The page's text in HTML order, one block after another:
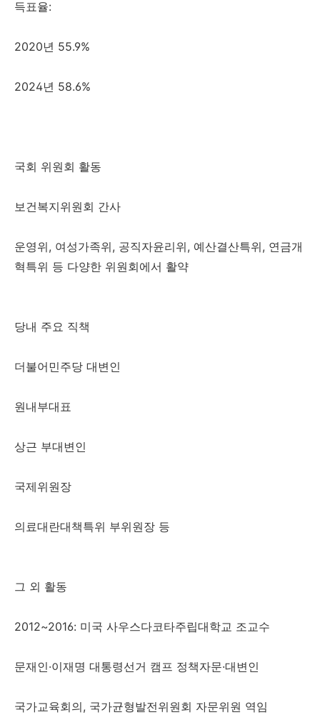
득표율:
2020년 55.9%
2024년 58.6%
국회 위원회 활동
보건복지위원회 간사
운영위, 여성가족위, 공직자윤리위, 예산결산특위, 연금개
혁특위 등 다양한 위원회에서 활약
당내 주요 직책
더불어민주당 대변인
원내부대표
상근 부대변인
국제위원장
의료대란대책특위 부위원장 등
그 외 활동
2012~2016: 미국 사우스다코타주립대학교 조교수
문재인·이재명 대통령선거 캠프 정책자문·대변인
국가교육회의, 국가균형발전위원회 자문위원 역임